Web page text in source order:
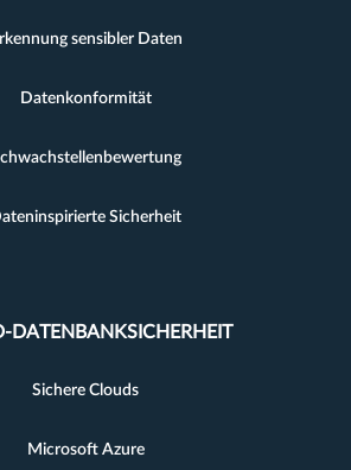
sensibler Daten
Datenkonformität
Sicherheit
DATENBANKSICHERHEIT
Sichere Clouds
Microsoft Azure